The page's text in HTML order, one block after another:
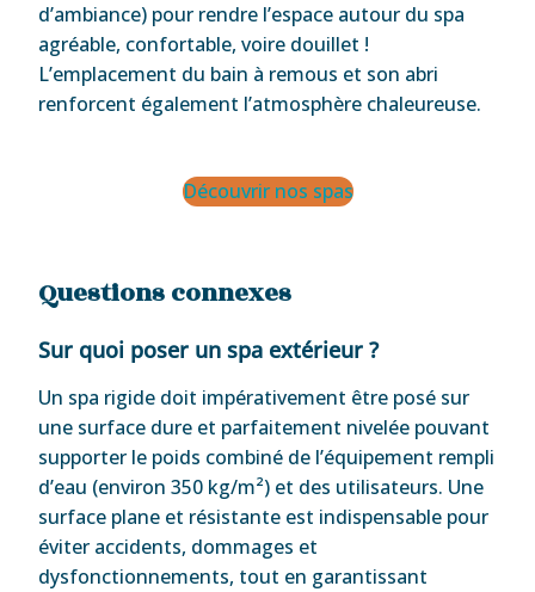
d’ambiance) pour rendre l’espace autour du spa
agréable, confortable, voire douillet !
L’emplacement du bain à remous et son abri
renforcent également l’atmosphère chaleureuse.
Découvrir nos spas
Questions connexes
Sur quoi poser un spa extérieur ?
Un spa rigide doit impérativement être posé sur
une surface dure et parfaitement nivelée pouvant
supporter le poids combiné de l’équipement rempli
d’eau (environ 350 kg/m²) et des utilisateurs. Une
surface plane et résistante est indispensable pour
éviter accidents, dommages et
dysfonctionnements, tout en garantissant